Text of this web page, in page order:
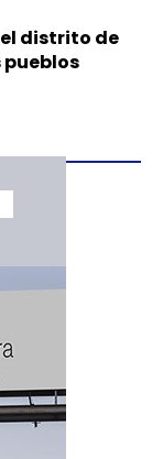
distrito de
pueblos